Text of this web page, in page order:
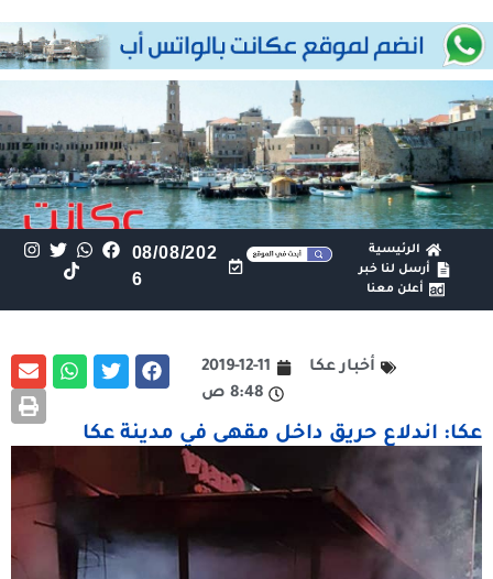
الرئيسية
أرسل لنا خبر
أعلن معنا
08/08/202
6
أخبار عكا
2019-12-11
8:48 ص
عكا: اندلاع حريق داخل مقهى في مدينة عكا